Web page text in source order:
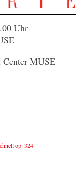
Uhr
MUSE
op. 324